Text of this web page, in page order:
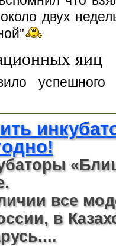
двух
яиц
все
в